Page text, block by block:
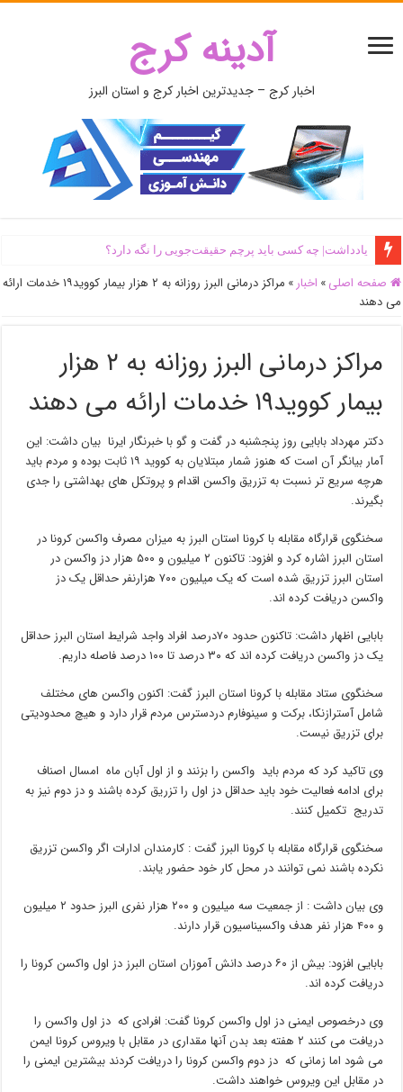
آدینه کرج
اخبار کرج – جدیدترین اخبار کرج و استان البرز
یادداشت| ‌چه کسی باید پرچم حقیقت‌جویی را نگه دارد؟
صفحه اصلی » اخبار »
مراکز درمانی البرز روزانه به ۲ هزار بیمار کووید۱۹ خدمات ارائه
می دهند
مراکز درمانی البرز روزانه به ۲ هزار
بیمار کووید۱۹ خدمات ارائه می دهند
دکتر مهرداد بابایی روز پنجشنبه در گفت و گو با خبرنگار ایرنا بیان داشت: این
آمار بیانگر آن است که هنوز شمار مبتلایان به کووید ۱۹ ثابت بوده و مردم باید
هرچه سریع تر نسبت به تزریق واکسن اقدام و پروتکل های بهداشتی را جدی
بگیرند.
سخنگوی قرارگاه مقابله با کرونا استان البرز به میزان مصرف واکسن کرونا در
استان البرز اشاره کرد و افزود: تاکنون ۲ میلیون و ۵۰۰ هزار دز واکسن در
استان البرز تزریق شده است که یک میلیون ۷۰۰ هزارنفر حداقل یک دز
واکسن دریافت کرده اند.
بابایی اظهار داشت: تاکنون حدود ۷۰درصد افراد واجد شرایط استان البرز حداقل
یک دز واکسن دریافت کرده اند که ۳۰ درصد تا ۱۰۰ درصد فاصله داریم.
سخنگوی ستاد مقابله با کرونا استان البرز گفت: اکنون واکسن های مختلف
شامل آسترازنکا، برکت و سینوفارم دردسترس مردم قرار دارد و هیچ محدودیتی
برای تزریق نیست.
وی تاکید کرد که مردم باید واکسن را بزنند و از اول آبان ماه امسال اصناف
برای ادامه فعالیت خود باید حداقل دز اول را تزریق کرده باشند و دز دوم نیز به
تدریج تکمیل کنند.
سخنگوی قرارگاه مقابله با کرونا البرز گفت : کارمندان ادارات اگر واکسن تزریق
نکرده باشند نمی توانند در محل کار خود حضور یابند.
وی بیان داشت : از جمعیت سه میلیون و ۲۰۰ هزار نفری البرز حدود ۲ میلیون
و ۴۰۰ هزار نفر هدف واکسیناسیون قرار دارند.
بابایی افزود: بیش از ۶۰ درصد دانش آموزان استان البرز دز اول واکسن کرونا را
دریافت کرده اند.
وی درخصوص ایمنی دز اول واکسن کرونا گفت: افرادی که دز اول واکسن را
دریافت می کنند ۲ هفته بعد بدن آنها مقداری در مقابل با ویروس کرونا ایمن
می شود اما زمانی که دز دوم واکسن کرونا را دریافت کردند بیشترین ایمنی را
در مقابل این ویروس خواهند داشت.